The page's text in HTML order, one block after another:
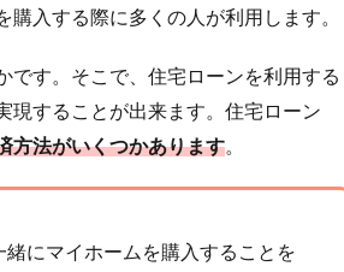
入する際に多くの人が利用します。
です。そこで、住宅ローンを利用する
現することが出来ます。住宅ローン
方法がいくつかあります。
にマイホームを購入することを